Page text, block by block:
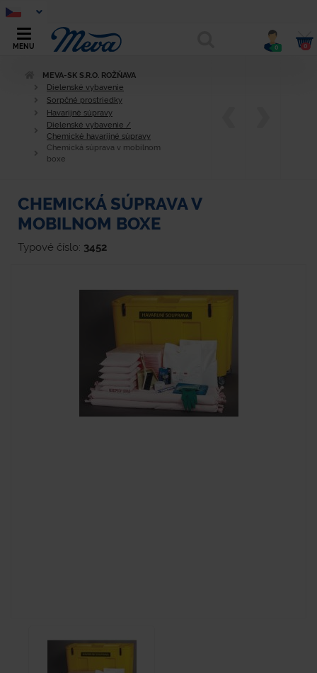
MENU 0 0
MEVA-SK S.R.O. ROŽŇAVA
Dielenské vybavenie
Sorpčné prostriedky
Havarijné súpravy
Dielenské vybavenie /
Chemické havarijné súpravy
Chemická súprava v mobilnom
boxe
CHEMICKÁ SÚPRAVA V
MOBILNOM BOXE
Typové číslo: 3452